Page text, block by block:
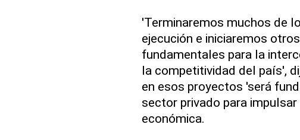
'Terminaremos muchos de
ejecución e iniciaremos
fundamentales para la
la competitividad del país',
en esos proyectos 'será
sector privado para
económica.